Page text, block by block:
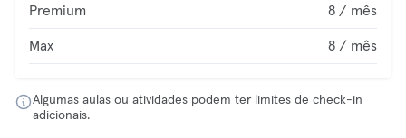
Premium 8 / mês
Max 8 / mês
Algumas aulas ou atividades podem ter limites de check-in
adicionais.